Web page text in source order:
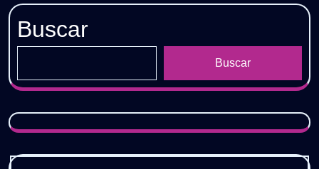
Buscar
Buscar